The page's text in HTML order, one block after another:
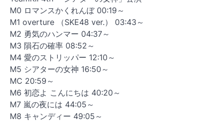
M0 ロマンスかくれんぼ 00:19～
M1 overture （SKE48 ver.） 03:43～
M2 勇気のハンマー 04:37～
M3 隕石の確率 08:52～
M4 愛のストリッパー 12:10～
M5 シアターの女神 16:50～
MC 20:59～
M6 初恋よ こんにちは 40:20～
M7 嵐の夜には 44:05～
M8 キャンディー 49:05～